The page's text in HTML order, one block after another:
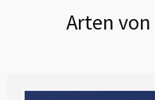
Arten von